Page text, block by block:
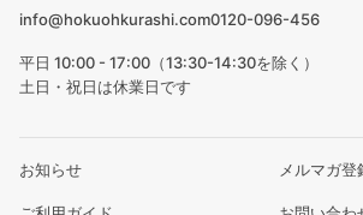
info@hokuohkurashi.com0120-096-456
平日 10:00 - 17:00（13:30-14:30を除く）
土日・祝日は休業日です
お知らせ メルマガ登